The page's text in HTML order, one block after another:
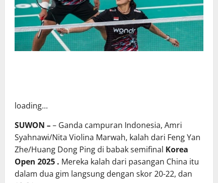
loading…
SUWON –– Ganda campuran Indonesia, Amri
Syahnawi/Nita Violina Marwah, kalah dari Feng Yan
Zhe/Huang Dong Ping di babak semifinal Korea
Open 2025 . Mereka kalah dari pasangan China itu
dalam dua gim langsung dengan skor 20-22, dan